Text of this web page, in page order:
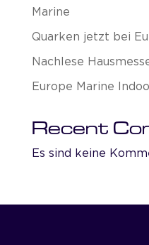
Marine
Quarken jetzt bei
Nachlese
Europe Marine
Recent
Es sind keine